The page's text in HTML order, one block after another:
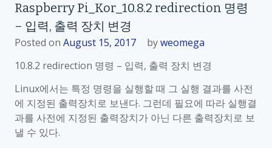
w
k
”
령
a
p
e
r
r
y
Raspberry Pi_Kor_10.8.2 redirection 명령
– 입력, 출력 장치 변경
Posted on August 15, 2017 byweomega
10.8.2 redirection 명령 – 입력, 출력 장치 변경
Linux에서는 특정 명령을 실행할 때 그 실행 결과를 사전
에 지정된 출력장치로 보낸다. 그런데 필요에 따라 실행결
과를 사전에 지정된 출력장치가 아닌 다른 출력장치로 보
낼 수 있다.